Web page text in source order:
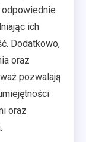
odpowiednie
ich
Dodatkowo,
oraz
pozwalają
oraz